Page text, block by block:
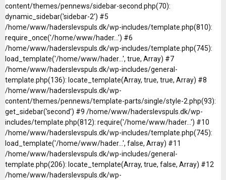
content/themes/pennews/sidebar-second.php(70):
dynamic_sidebar('sidebar-2') #5
/home/www/haderslevspuls.dk/wp-includes/template.php(810):
require_once('/home/www/hader...') #6
/home/www/haderslevspuls.dk/wp-includes/template.php(745):
load_template('/home/www/hader...', true, Array) #7
/home/www/haderslevspuls.dk/wp-includes/general-
template.php(136): locate_template(Array, true, true, Array) #8
/home/www/haderslevspuls.dk/wp-
content/themes/pennews/template-parts/single/style-2.php(93):
get_sidebar('second') #9 /home/www/haderslevspuls.dk/wp-
includes/template.php(812): require('/home/www/hader...') #10
/home/www/haderslevspuls.dk/wp-includes/template.php(745):
load_template('/home/www/hader...', false, Array) #11
/home/www/haderslevspuls.dk/wp-includes/general-
template.php(206): locate_template(Array, true, false, Array) #12
/home/www/haderslevspuls.dk/wp-